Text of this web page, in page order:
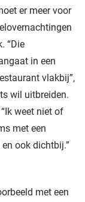
er meer voor
“Die
in een
vlakbij”,
wil uitbreiden.
weet niet of
met een
ook dichtbij.”
met een